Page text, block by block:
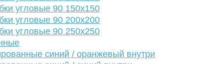
угловые 90 150х150
угловые 90 200х200
угловые 90 250х250
синий / оранжевый внутри